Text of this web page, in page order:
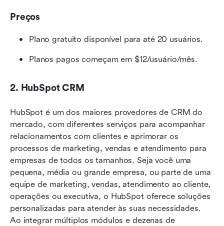
Preços
Plano gratuito disponível para até 20 usuários.
Planos pagos começam em $12/usuário/mês.
2. HubSpot CRM
HubSpot é um dos maiores provedores de CRM do
mercado, com diferentes serviços para acompanhar
relacionamentos com clientes e aprimorar os
processos de marketing, vendas e atendimento para
empresas de todos os tamanhos. Seja você uma
pequena, média ou grande empresa, ou parte de uma
equipe de marketing, vendas, atendimento ao cliente,
operações ou executiva, o HubSpot oferece soluções
personalizadas para atender às suas necessidades.
Ao integrar múltiplos módulos e dezenas de